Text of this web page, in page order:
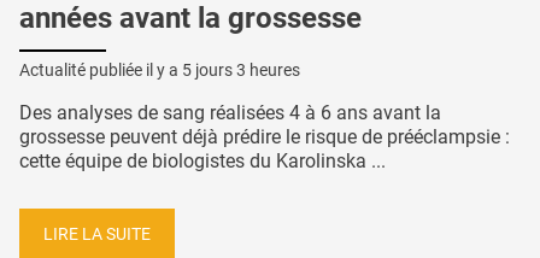
années avant la grossesse
Actualité publiée il y a 5 jours 3 heures
Des analyses de sang réalisées 4 à 6 ans avant la
grossesse peuvent déjà prédire le risque de prééclampsie :
cette équipe de biologistes du Karolinska ...
LIRE LA SUITE